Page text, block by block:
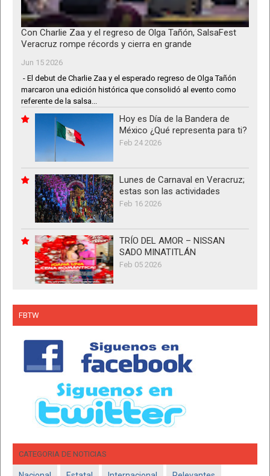
Con Charlie Zaa y el regreso de Olga Tañón, SalsaFest
Veracruz rompe récords y cierra en grande
Jun 15 2026
- El debut de Charlie Zaa y el esperado regreso de Olga Tañón
marcaron una edición histórica que consolidó al evento como
referente de la salsa...
Hoy es Día de la Bandera de
México ¿Qué representa para ti?
Feb 24 2026
Lunes de Carnaval en Veracruz;
estas son las actividades
Feb 16 2026
TRÍO DEL AMOR – NISSAN
SADO MINATITLÁN
Feb 05 2026
FBTW
CATEGORIA DE NOTICIAS